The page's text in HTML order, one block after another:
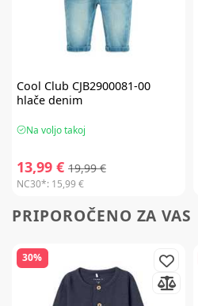
Cool Club CJB2900081-00
hlače denim
Na voljo takoj
13,99 € 19,99 €
NC30*: 15,99 €
PRIPOROČENO ZA VAS
30%